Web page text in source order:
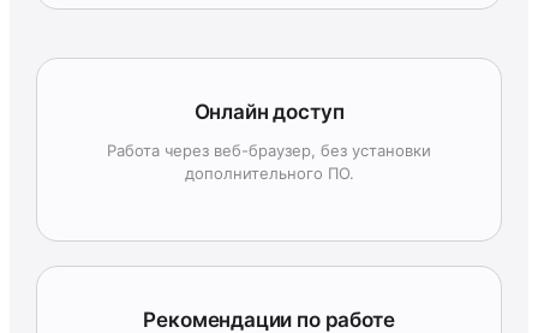
Онлайн доступ
Работа через веб-браузер, без установки
дополнительного ПО.
Рекомендации по работе